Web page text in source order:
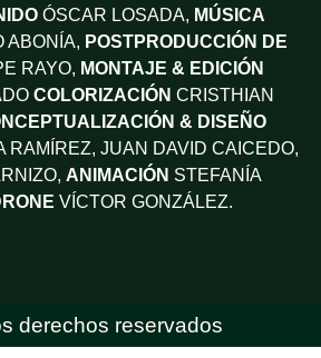
ÓSCAR LOSADA, MÚSICA
ABONÍA, POSTPRODUCCIÓN DE
RAYO, MONTAJE & EDICIÓN
COLORIZACIÓN CRISTHIAN
& DISEÑO
RAMÍREZ, JUAN DAVID CAICEDO,
ANIMACIÓN STEFANÍA
VÍCTOR GONZÁLEZ.
derechos reservados